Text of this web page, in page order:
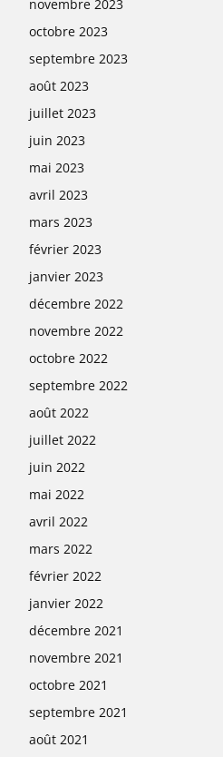
novembre 2023
octobre 2023
septembre 2023
août 2023
juillet 2023
juin 2023
mai 2023
avril 2023
mars 2023
février 2023
janvier 2023
décembre 2022
novembre 2022
octobre 2022
septembre 2022
août 2022
juillet 2022
juin 2022
mai 2022
avril 2022
mars 2022
février 2022
janvier 2022
décembre 2021
novembre 2021
octobre 2021
septembre 2021
août 2021